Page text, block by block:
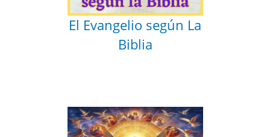
El Evangelio según La
Biblia